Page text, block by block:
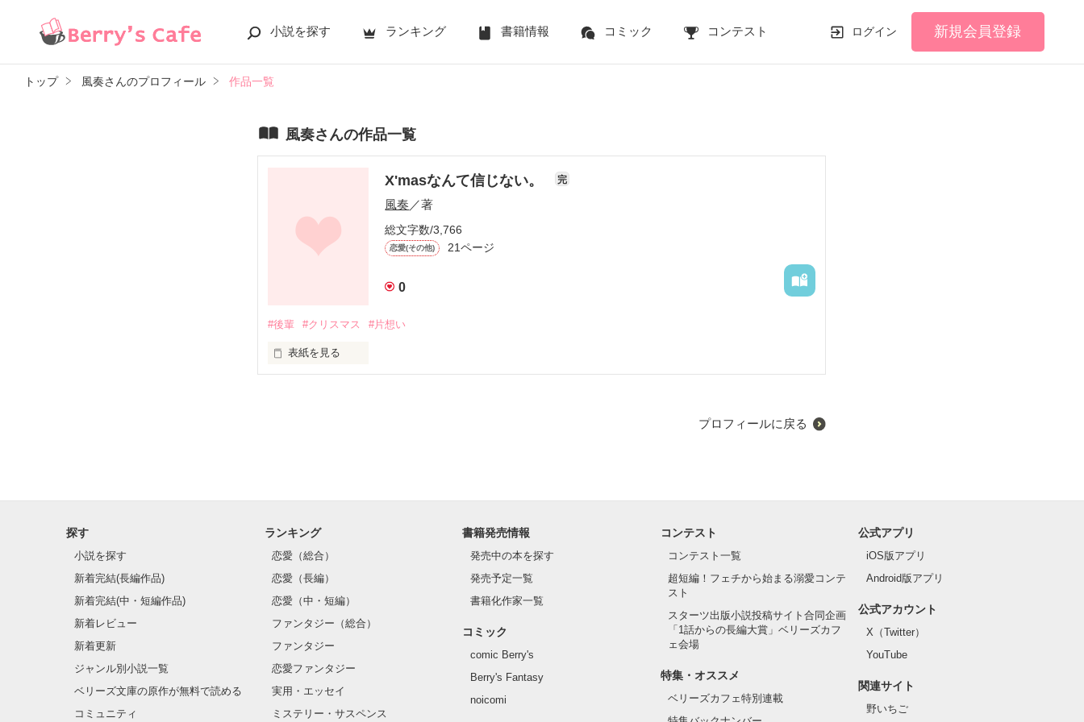
小説を探す ランキング 書籍情報 コミック コンテスト ログイン 新規会員登録
トップ 風奏さんのプロフィール 作品一覧
風奏さんの作品一覧
X'masなんて信じない。 完
風奏 ／著
総文字数/3,766
恋愛(その他) 21ページ
0
#後輩 #クリスマス #片想い
表紙を見る
             想いは届かないのに。
プロフィールに戻る
探す
小説を探す
新着完結(長編作品)
新着完結(中・短編作品)
新着レビュー
新着更新
ジャンル別小説一覧
ベリーズ文庫の原作が無料で読める
コミュニティ
ランキング
恋愛（総合）
恋愛（長編）
恋愛（中・短編）
ファンタジー（総合）
ファンタジー
恋愛ファンタジー
実用・エッセイ
ミステリー・サスペンス
書籍発売情報
発売中の本を探す
発売予定一覧
書籍化作家一覧
コミック
comic Berry's
Berry's Fantasy
noicomi
コンテスト
コンテスト一覧
超短編！フェチから始まる溺愛コンテ
スト
スターツ出版小説投稿サイト合同企画
「1話からの長編大賞」ベリーズカフ
ェ会場
特集・オススメ
ベリーズカフェ特別連載
公式アプリ
iOS版アプリ
Android版アプリ
公式アカウント
X（Twitter）
YouTube
関連サイト
野いちご